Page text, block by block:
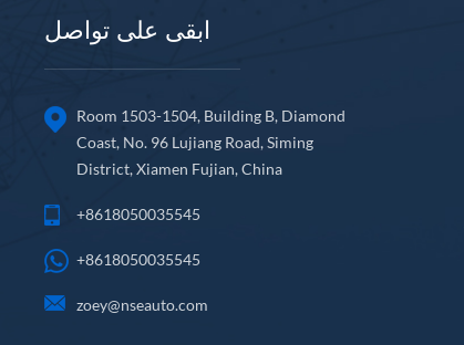
ابقى على تواصل
Room 1503-1504, Building B, Diamond
Coast, No. 96 Lujiang Road, Siming
District, Xiamen Fujian, China
+8618050035545
+8618050035545
zoey@nseauto.com